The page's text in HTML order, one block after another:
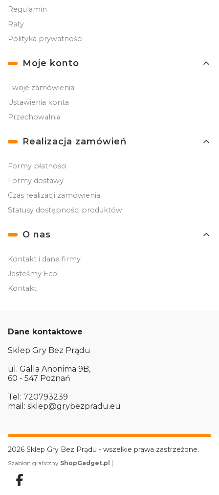
Regulamin
Raty
Polityka prywatności
Moje konto
Twoje zamówienia
Ustawienia konta
Przechowalnia
Realizacja zamówień
Formy płatności
Formy dostawy
Czas realizacji zamówienia
Statusy dostępności produktów
O nas
Kontakt i dane firmy
Jesteśmy Eco!
Kontakt
Dane kontaktowe
Sklep Gry Bez Prądu
ul. Galla Anonima 9B,
60 - 547 Poznań
Tel: 720793239
mail: sklep@grybezpradu.eu
2026 Sklep Gry Bez Prądu - wszelkie prawa zastrzeżone.
Szablon graficzny ShopGadget.pl |